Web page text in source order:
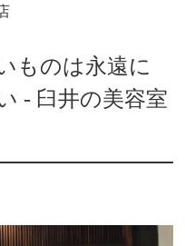
ものは永遠に
- 臼井の美容室